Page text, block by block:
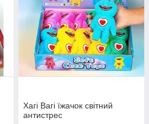
Хагі Вагі їжачок світний
антистрес